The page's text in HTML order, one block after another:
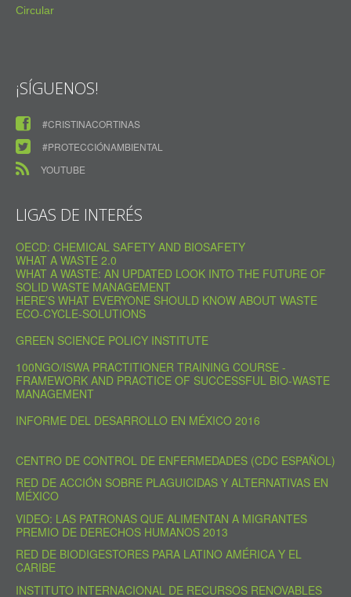
Circular
¡SÍGUENOS!
#CRISTINACORTINAS
#PROTECCIÓNAMBIENTAL
YOUTUBE
LIGAS DE INTERÉS
OECD: CHEMICAL SAFETY AND BIOSAFETY
WHAT A WASTE 2.0
WHAT A WASTE: AN UPDATED LOOK INTO THE FUTURE OF
SOLID WASTE MANAGEMENT
HERE’S WHAT EVERYONE SHOULD KNOW ABOUT WASTE
ECO-CYCLE-SOLUTIONS
GREEN SCIENCE POLICY INSTITUTE
100NGO/ISWA PRACTITIONER TRAINING COURSE -
FRAMEWORK AND PRACTICE OF SUCCESSFUL BIO-WASTE
MANAGEMENT
INFORME DEL DESARROLLO EN MÉXICO 2016
CENTRO DE CONTROL DE ENFERMEDADES (CDC ESPAÑOL)
RED DE ACCIÓN SOBRE PLAGUICIDAS Y ALTERNATIVAS EN
MÉXICO
VIDEO: LAS PATRONAS QUE ALIMENTAN A MIGRANTES
PREMIO DE DERECHOS HUMANOS 2013
RED DE BIODIGESTORES PARA LATINO AMÉRICA Y EL
CARIBE
INSTITUTO INTERNACIONAL DE RECURSOS RENOVABLES